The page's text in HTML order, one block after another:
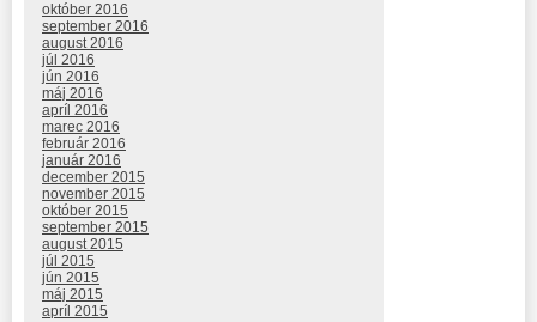
október 2016
september 2016
august 2016
júl 2016
jún 2016
máj 2016
apríl 2016
marec 2016
február 2016
január 2016
december 2015
november 2015
október 2015
september 2015
august 2015
júl 2015
jún 2015
máj 2015
apríl 2015